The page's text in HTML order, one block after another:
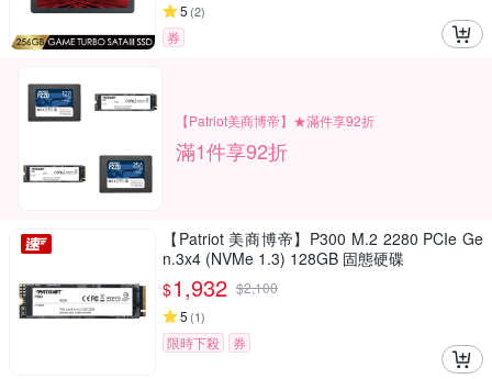
5 (2)
券
【Patriot美商博帝】★滿件享92折
滿1件享92折
【Patriot 美商博帝】P300 M.2 2280 PCIe Ge
n.3x4 (NVMe 1.3) 128GB 固態硬碟
$1,932 $2,100
5 (1)
限時下殺 券